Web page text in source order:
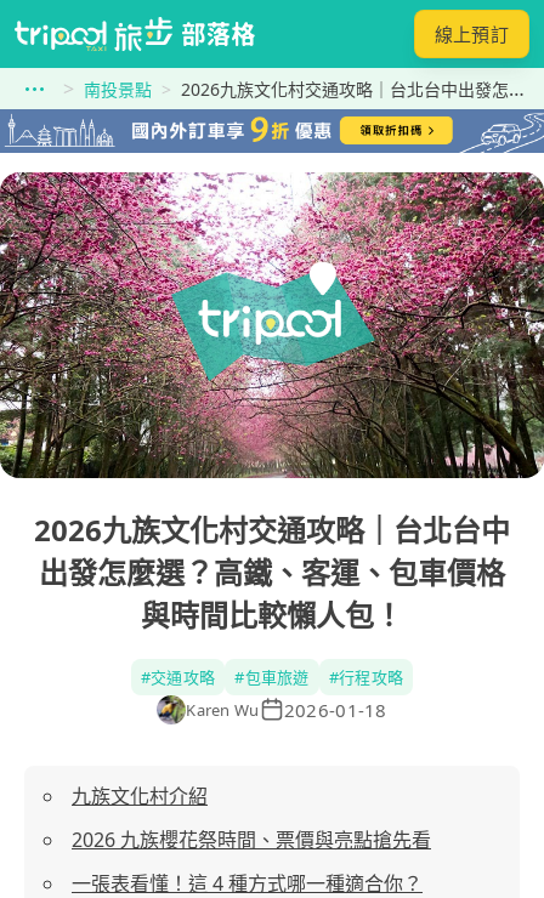
線上預訂
南投景點 2026九族文化村交通攻略｜台北台中出發怎麼選？高鐵、客運、包車價格與時間比較懶人包！
2026九族文化村交通攻略｜台北台中
出發怎麼選？高鐵、客運、包車價格
與時間比較懶人包！
#交通攻略 #包車旅遊 #行程攻略
Karen Wu
2026-01-18
九族文化村介紹
2026 九族櫻花祭時間、票價與亮點搶先看
一張表看懂！這 4 種方式哪一種適合你？